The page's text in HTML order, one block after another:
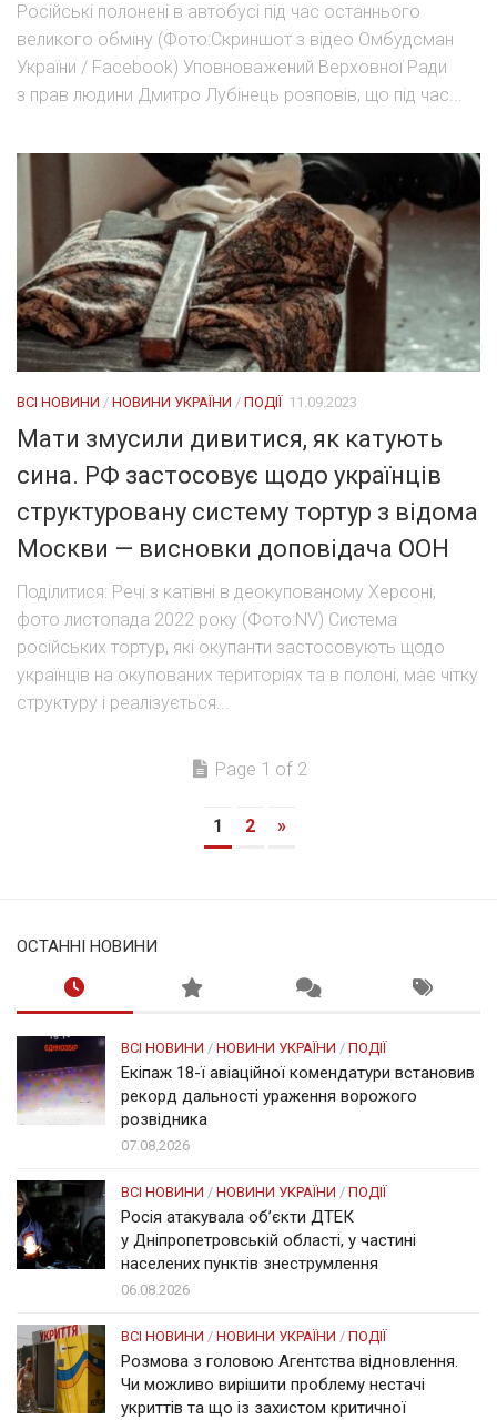
Російські полонені в автобусі під час останнього
великого обміну (Фото:Скриншот з відео Омбудсман
України / Facebook) Уповноважений Верховної Ради
з прав людини Дмитро Лубінець розповів, що під час...
ВСІ НОВИНИ / НОВИНИ УКРАЇНИ / ПОДІЇ 11.09.2023
Мати змусили дивитися, як катують
сина. РФ застосовує щодо українців
структуровану систему тортур з відома
Москви — висновки доповідача ООН
Поділитися: Речі з катівні в деокупованому Херсоні,
фото листопада 2022 року (Фото:NV) Система
російських тортур, які окупанти застосовують щодо
українців на окупованих територіях та в полоні, має чітку
структуру і реалізується...
Page 1 of 2
1 2 »
ОСТАННІ НОВИНИ
ВСІ НОВИНИ / НОВИНИ УКРАЇНИ / ПОДІЇ
Екіпаж 18-ї авіаційної комендатури встановив
рекорд дальності ураження ворожого
розвідника
07.08.2026
ВСІ НОВИНИ / НОВИНИ УКРАЇНИ / ПОДІЇ
Росія атакувала об’єкти ДТЕК
у Дніпропетровській області, у частині
населених пунктів знеструмлення
06.08.2026
ВСІ НОВИНИ / НОВИНИ УКРАЇНИ / ПОДІЇ
Розмова з головою Агентства відновлення.
Чи можливо вирішити проблему нестачі
укриттів та що із захистом критичної